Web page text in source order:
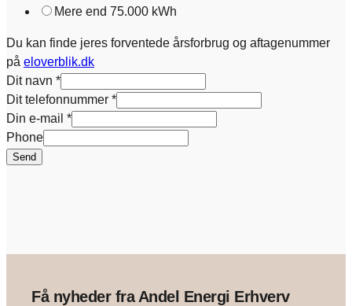
Mere end 75.000 kWh
Du kan finde jeres forventede årsforbrug og aftagenummer
på eloverblik.dk
Dit navn *
Dit telefonnummer *
Din e-mail *
Phone
Send
Få nyheder fra Andel Energi Erhverv